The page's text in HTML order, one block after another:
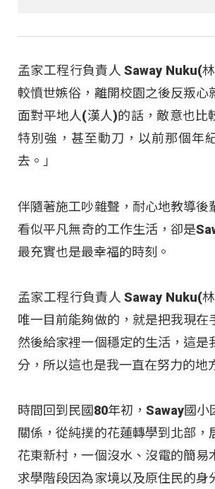
孟家工程行負責人 Saway Nuku(
較憤世嫉俗，離開校園之後反叛心
面對平地人(漢人)的話，敵意也比
特別強，甚至動刀，以前那個年
去。」
伴隨著施工吵雜聲，耐心地教導後
看似平凡無奇的工作生活，卻是
最充實也是最幸福的時刻。
孟家工程行負責人 Saway Nuku(
唯一目前能夠做的，就是把我現在
然後給家裡一個穩定的生活，這是
分，所以這也是我一直在努力的地
時間回到民國80年初，Saway國小
關係，從純撲的花蓮轉學到北部，
花東新村，一個沒水、沒電的簡易
求學階段因為家境以及原住民的身